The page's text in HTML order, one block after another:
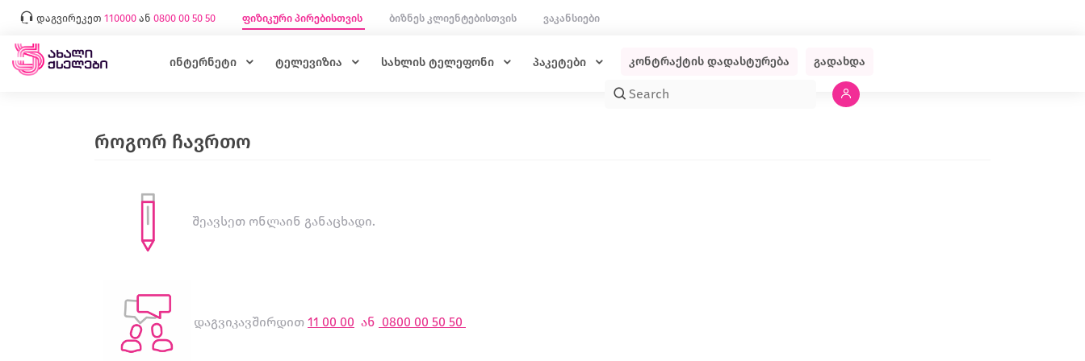
დაგვირეკეთ 110000 ან 0800 00 50 50 ფიზიკური პირებისთვის ბიზნეს კლიენტებისთვის ვაკანსიები
ინტერნეტი ტელევიზია სახლის ტელეფონი პაკეტები კონტრაქტის დადასტურება გადახდა
როგორ ჩავრთო
შეავსეთ ონლაინ განაცხადი.
დაგვიკავშირდით 11 00 00 ან 0800 00 50 50